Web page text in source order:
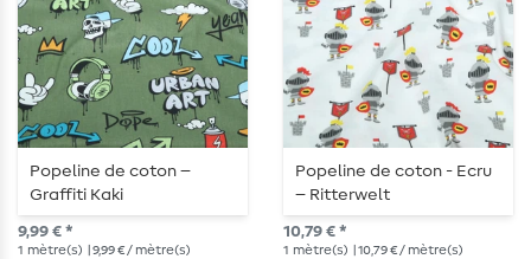
Popeline de coton –
Graffiti Kaki
9,99 € *
1 mètre(s) | 9,99 € / mètre(s)
Popeline de coton - Ecru
– Ritterwelt
10,79 € *
1 mètre(s) | 10,79 € / mètre(s)